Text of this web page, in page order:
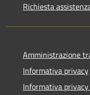
Richiesta
Amministrazione
Informativa privacy
Informativa